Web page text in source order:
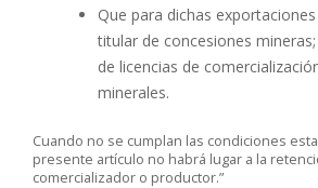
Que para dichas
titular de concesiones
de licencias de
minerales.
Cuando no se cumplan las condiciones
presente artículo no habrá lugar a la
comercializador o productor.”